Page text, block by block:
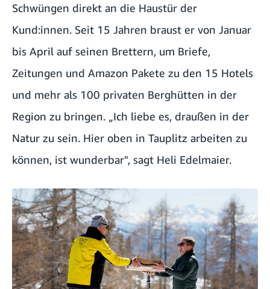
Schwüngen direkt an die Haustür der
Kund:innen. Seit 15 Jahren braust er von Januar
bis April auf seinen Brettern, um Briefe,
Zeitungen und Amazon Pakete zu den 15 Hotels
und mehr als 100 privaten Berghütten in der
Region zu bringen. „Ich liebe es, draußen in der
Natur zu sein. Hier oben in Tauplitz arbeiten zu
können, ist wunderbar", sagt Heli Edelmaier.